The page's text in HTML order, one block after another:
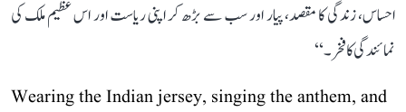
احساس، زندگی کا مقصد، پیار اور سب سے بڑھ کر اپنی ریاست اور اس عظیم ملک کی
نمائندگی کا فخر۔‘‘
Wearing the Indian jersey, singing the anthem, and